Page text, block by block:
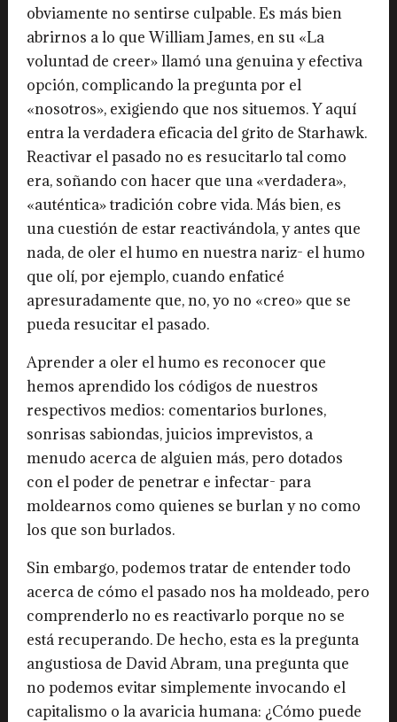
obviamente no sentirse culpable. Es más bien
abrirnos a lo que William James, en su «La
voluntad de creer» llamó una genuina y efectiva
opción, complicando la pregunta por el
«nosotros», exigiendo que nos situemos. Y aquí
entra la verdadera eficacia del grito de Starhawk.
Reactivar el pasado no es resucitarlo tal como
era, soñando con hacer que una «verdadera»,
«auténtica» tradición cobre vida. Más bien, es
una cuestión de estar reactivándola, y antes que
nada, de oler el humo en nuestra nariz- el humo
que olí, por ejemplo, cuando enfaticé
apresuradamente que, no, yo no «creo» que se
pueda resucitar el pasado.
Aprender a oler el humo es reconocer que
hemos aprendido los códigos de nuestros
respectivos medios: comentarios burlones,
sonrisas sabiondas, juicios imprevistos, a
menudo acerca de alguien más, pero dotados
con el poder de penetrar e infectar- para
moldearnos como quienes se burlan y no como
los que son burlados.
Sin embargo, podemos tratar de entender todo
acerca de cómo el pasado nos ha moldeado, pero
comprenderlo no es reactivarlo porque no se
está recuperando. De hecho, esta es la pregunta
angustiosa de David Abram, una pregunta que
no podemos evitar simplemente invocando el
capitalismo o la avaricia humana: ¿Cómo puede